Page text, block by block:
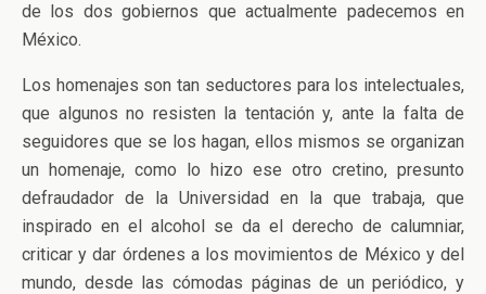
de los dos gobiernos que actualmente padecemos en
México.
Los homenajes son tan seductores para los intelectuales,
que algunos no resisten la tentación y, ante la falta de
seguidores que se los hagan, ellos mismos se organizan
un homenaje, como lo hizo ese otro cretino, presunto
defraudador de la Universidad en la que trabaja, que
inspirado en el alcohol se da el derecho de calumniar,
criticar y dar órdenes a los movimientos de México y del
mundo, desde las cómodas páginas de un periódico, y